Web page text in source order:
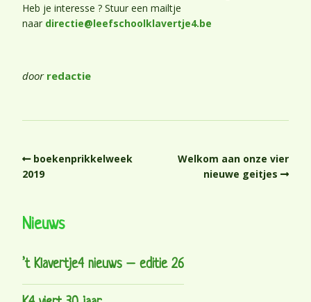
Heb je interesse ? Stuur een mailtje
naar directie@leefschoolklavertje4.be
door redactie
boekenprikkelweek
2019
Welkom aan onze vier
nieuwe geitjes
Nieuws
’t Klavertje4 nieuws – editie 26